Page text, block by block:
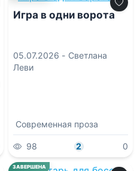
Игра в одни ворота
05.07.2026 - Светлана
Леви
Современная проза
98 2 0
ЗАВЕРШЕНА
0.0